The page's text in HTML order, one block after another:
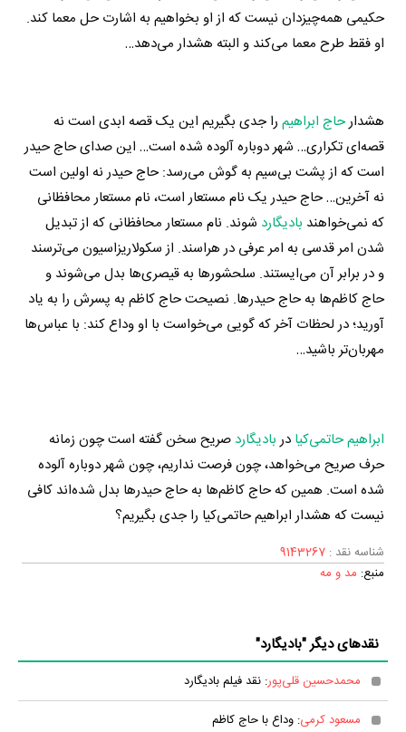
حکیمی همه‌چیزدان نیست که از او بخواهیم به اشارت حل معما کند.
او فقط طرح معما می‌کند و البته هشدار می‌دهد…
هشدارحاج ابراهیم را جدی بگیریم این یک قصه ابدی است نه
قصه‌ای تکراری… شهر دوباره آلوده شده است… این صدای حاج حیدر
است که از پشت بی‌سیم به گوش می‌رسد: حاج حیدر نه اولین است
نه آخرین… حاج حیدر یک نام مستعار است، نام مستعار محافظانی
که نمی‌خواهند بادیگارد شوند. نام مستعار محافظانی که از تبدیل
شدن امر قدسی به امر عرفی در هراسند. از سکولاریزاسیون می‌ترسند
و در برابر آن می‌ایستند. سلحشورها به قیصری‌ها بدل می‌شوند و
حاج کاظم‌ها به حاج حیدرها. نصیحت حاج کاظم به پسرش را به یاد
آورید؛ در لحظات آخر که گویی می‌خواست با او وداع کند: با عباس‌ها
مهربان‌تر باشید…
ابراهیم حاتمی‌کیا دربادیگارد صریح سخن گفته است چون زمانه
حرف صریح می‌خواهد، چون فرصت نداریم، چون شهر دوباره آلوده
شده است. همین که حاج کاظم‌ها به حاج حیدرها بدل شده‌اند کافی
نیست که هشدار ابراهیم حاتمی‌کیا را جدی بگیریم؟
شناسه نقد : 9143267
منبع: مد و مه
نقدهای دیگر "بادیگارد"
محمدحسین قلی‌پور: نقد فیلم بادیگارد
مسعود کرمی: وداع با حاج کاظم